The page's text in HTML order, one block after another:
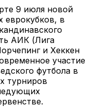
9 июля новой
еврокубков, в
АИК (Лига
и Хеккен
участие
футбола в
турниров